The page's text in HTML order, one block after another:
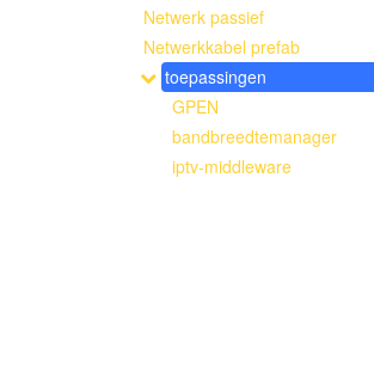
Netwerk passief
Netwerkkabel prefab
toepassingen
GPEN
bandbreedtemanager
iptv-middleware